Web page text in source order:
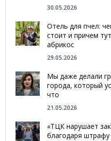
30.05.2026
Отель для пчел:
стоит и причем
абрикос
29.05.2026
Мы даже делали
города, который
что
21.05.2026
«ТЦК нарушает
благодаря